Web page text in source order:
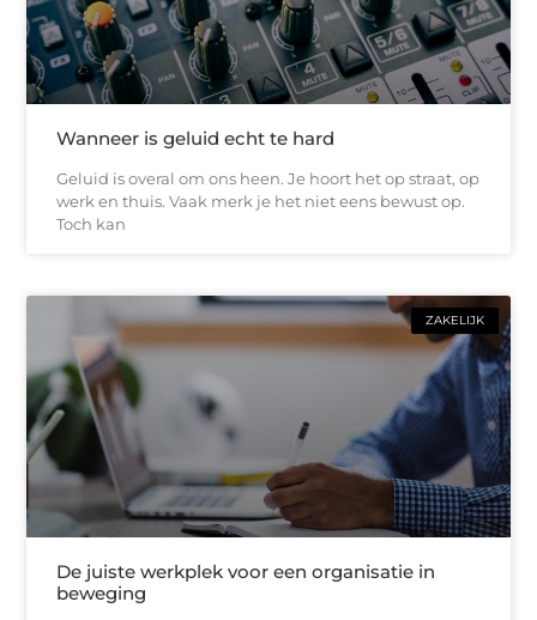
Wanneer is geluid echt te hard
Geluid is overal om ons heen. Je hoort het op straat, op
werk en thuis. Vaak merk je het niet eens bewust op.
Toch kan
ZAKELIJK
De juiste werkplek voor een organisatie in
beweging